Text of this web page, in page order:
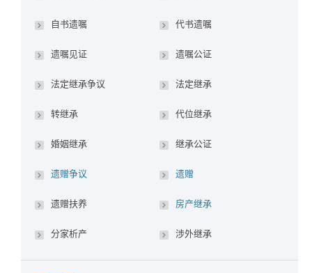
自书遗嘱 代书遗嘱
遗嘱见证 遗嘱公证
法定继承争议 法定继承
转继承 代位继承
婚姻继承 继承公证
遗赠争议 遗赠
遗赠扶养 房产继承
分家析产 涉外继承